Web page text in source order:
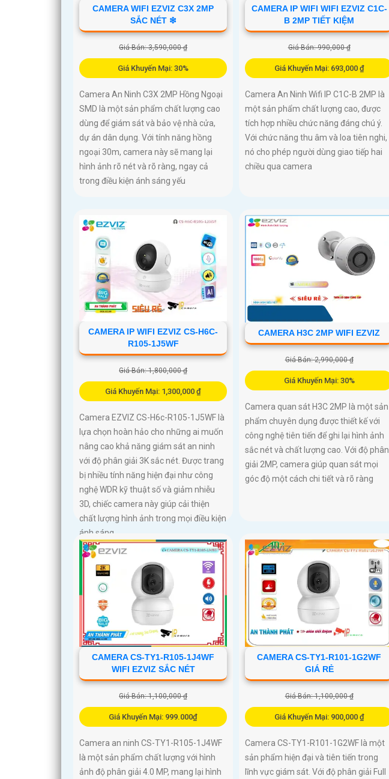
CAMERA WIFI EZVIZ C3X 2MP
SẮC NÉT ❇
Giá Bán: 3,590,000 ₫
Giá Khuyến Mại: 30%
Camera An Ninh C3X 2MP Hồng Ngoại
SMD là một sản phẩm chất lượng cao
dùng để giám sát và bảo vệ nhà cửa,
dự án dân dụng. Với tính năng hồng
ngoại 30m, camera này sẽ mang lại
hình ảnh rõ nét và rõ ràng, ngay cả
trong điều kiện ánh sáng yếu
CAMERA IP WIFI WIFI EZVIZ C1C-
B 2MP TIẾT KIỆM
Giá Bán: 990,000 ₫
Giá Khuyến Mại: 693,000 ₫
Camera An Ninh Wifi IP C1C-B 2MP là
một sản phẩm chất lượng cao, được
tích hợp nhiều chức năng đáng chú ý.
Với chức năng thu âm và loa tiên nghi,
nó cho phép người dùng giao tiếp hai
chiều qua camera
CAMERA IP WIFI EZVIZ CS-H6C-
R105-1J5WF
Giá Bán: 1,800,000 ₫
Giá Khuyến Mại: 1,300,000 ₫
Camera EZVIZ CS-H6c-R105-1J5WF là
lựa chọn hoàn hảo cho những ai muốn
nâng cao khả năng giám sát an ninh
với độ phân giải 3K sắc nét. Được trang
bị nhiều tính năng hiện đại như công
nghệ WDR kỹ thuật số và giảm nhiễu
3D, chiếc camera này giúp cải thiện
chất lượng hình ảnh trong mọi điều kiện
ánh sáng
CAMERA H3C 2MP WIFI EZVIZ
Giá Bán: 2,990,000 ₫
Giá Khuyến Mại: 30%
Camera quan sát H3C 2MP là một sản
phẩm chuyên dụng được thiết kế với
công nghệ tiên tiến để ghi lại hình ảnh
sắc nét và chất lượng cao. Với độ phân
giải 2MP, camera giúp quan sát mọi
góc độ một cách chi tiết và rõ ràng
CAMERA CS-TY1-R105-1J4WF
WIFI EZVIZ SẮC NÉT
Giá Bán: 1,100,000 ₫
Giá Khuyến Mại: 999.000₫
Camera an ninh CS-TY1-R105-1J4WF
là một sản phẩm chất lượng với hình
ảnh độ phân giải 4.0 MP, mang lại hình
CAMERA CS-TY1-R101-1G2WF
GIÁ RẺ
Giá Bán: 1,100,000 ₫
Giá Khuyến Mại: 900,000 ₫
Camera CS-TY1-R101-1G2WF là một
sản phẩm hiện đại và tiên tiến trong
lĩnh vực giám sát. Với độ phân giải Full